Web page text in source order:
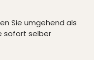
Sie umgehend als
sofort selber